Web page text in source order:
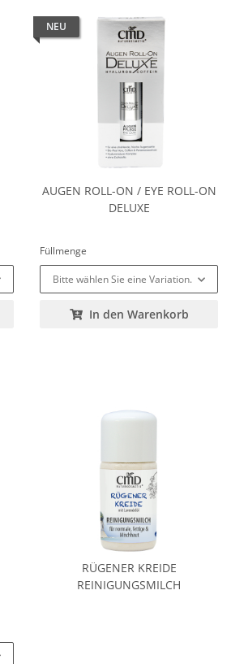
NEU
AUGEN ROLL-ON / EYE ROLL-ON
DELUXE
Füllmenge
Bitte wählen Sie eine Variation.
In den Warenkorb
RÜGENER KREIDE
REINIGUNGSMILCH